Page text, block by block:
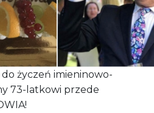
do życzeń imieninowo-
73-latkowi przede